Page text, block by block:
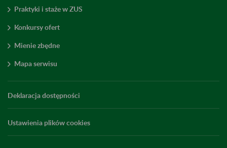
Praktyki i staże w ZUS
Konkursy ofert
Mienie zbędne
Mapa serwisu
Deklaracja dostępności
Ustawienia plików cookies